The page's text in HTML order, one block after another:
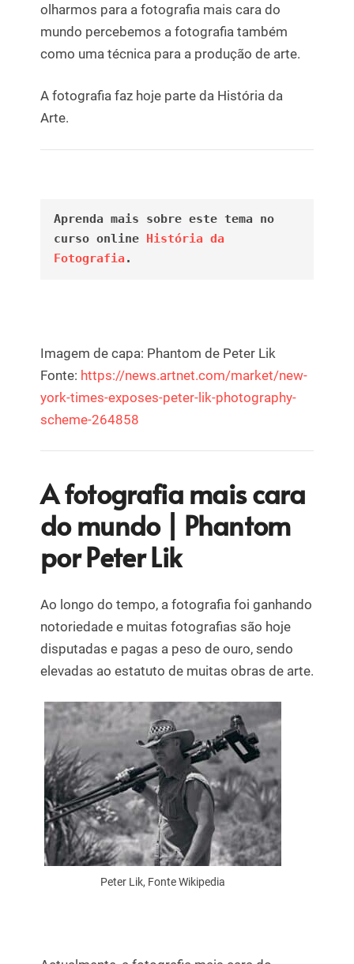
olharmos para a fotografia mais cara do
mundo percebemos a fotografia também
como uma técnica para a produção de arte.
A fotografia faz hoje parte da História da
Arte.
Aprenda mais sobre este tema no
curso online História da
Fotografia .
Imagem de capa: Phantom de Peter Lik
Fonte: https://news.artnet.com/market/new-
york-times-exposes-peter-lik-photography-
scheme-264858
A fotografia mais cara
do mundo | Phantom
por Peter Lik
Ao longo do tempo, a fotografia foi ganhando
notoriedade e muitas fotografias são hoje
disputadas e pagas a peso de ouro, sendo
elevadas ao estatuto de muitas obras de arte.
Peter Lik, Fonte Wikipedia